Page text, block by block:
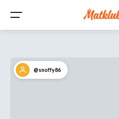
@snoffy86